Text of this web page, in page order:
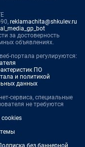
reklamachita@shkulev.ru
за достоверность
объявлениях.
портала регулируются:
ПО
и политикой
данных
сервиса, специальные
не требуются
без баннерной